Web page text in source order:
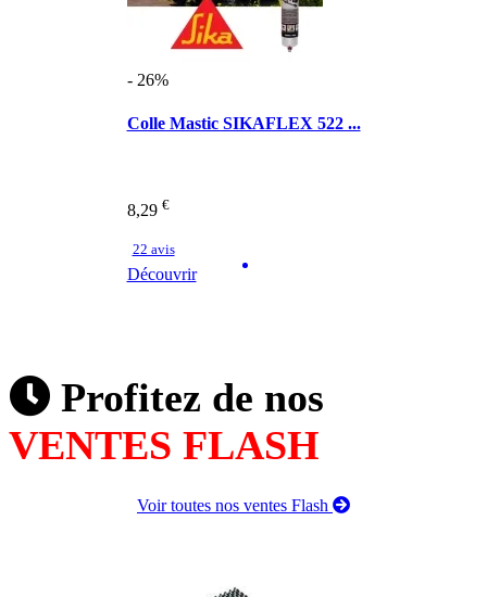
- 26%
Colle Mastic SIKAFLEX 522 ...
8,29 €
22 avis
Découvrir
Profitez de nos
VENTES FLASH
Voir toutes nos ventes Flash